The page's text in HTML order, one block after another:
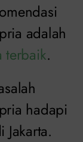
adalah
terbaik.
hadapi